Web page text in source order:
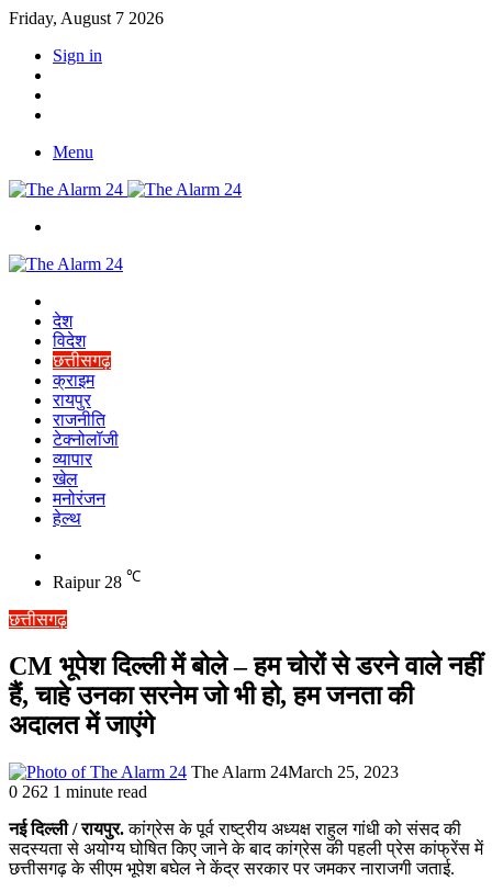
Friday, August 7 2026
Sign in
Menu
देश
विदेश
छत्तीसगढ़
क्राइम
रायपुर
राजनीति
टेक्नोलॉजी
व्यापार
खेल
मनोरंजन
हेल्थ
skin
Raipur 28 ℃
छत्तीसगढ़
CM भूपेश दिल्ली में बोले – हम चोरों से डरने वाले नहीं
हैं, चाहे उनका सरनेम जो भी हो, हम जनता की
अदालत में जाएंगे
The Alarm 24March 25, 2023
0 262 1 minute read
नई दिल्ली / रायपुर.कांग्रेस के पूर्व राष्ट्रीय अध्यक्ष राहुल गांधी को संसद की
सदस्यता से अयोग्य घोषित किए जाने के बाद कांग्रेस की पहली प्रेस कांफ्रेंस में
छत्तीसगढ़ के सीएम भूपेश बघेल ने केंद्र सरकार पर जमकर नाराजगी जताई.